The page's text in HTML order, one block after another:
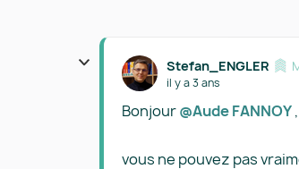
Stefan_ENGLER
il y a 3 ans
Bonjour@Aude FANNOY,
vous ne pouvez pas